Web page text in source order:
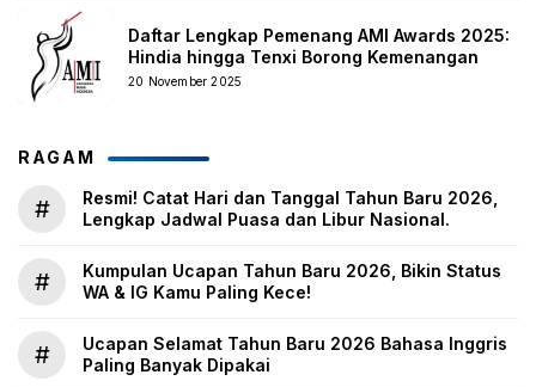
Daftar Lengkap Pemenang AMI Awards 2025:
Hindia hingga Tenxi Borong Kemenangan
20 November 2025
RAGAM
#
Resmi! Catat Hari dan Tanggal Tahun Baru 2026,
Lengkap Jadwal Puasa dan Libur Nasional.
#
Kumpulan Ucapan Tahun Baru 2026, Bikin Status
WA & IG Kamu Paling Kece!
#
Ucapan Selamat Tahun Baru 2026 Bahasa Inggris
Paling Banyak Dipakai